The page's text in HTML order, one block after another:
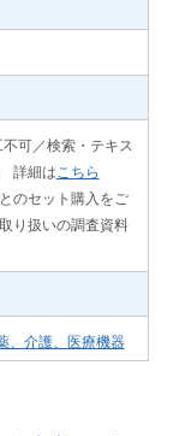
可／検索・テキス
詳細は こちら
のセット購入をご
り扱いの調査資料
、介護、医療機器